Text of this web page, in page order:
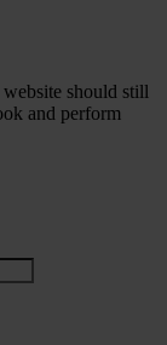
should still
and perform